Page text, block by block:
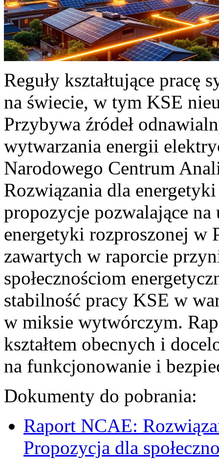
Reguły kształtujące pracę
na świecie, w tym KSE
Przybywa źródeł
wytwarzania energii
Narodowego Centrum
Rozwiązania dla
propozycje pozwalające
energetyki rozproszonej w
zawartych w raporcie
społecznościom
stabilność pracy KSE w
w miksie wytwórczym.
kształtem obecnych i
na funkcjonowanie i
Dokumenty do pobrania:
Raport NCAE:
Propozycja dla